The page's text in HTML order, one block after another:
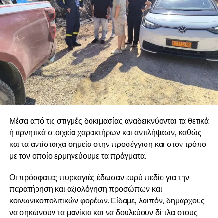
κλαδεμάτων και ξερών δέντρων, επειδή αυτό που προέχει
είναι η ασφάλεια των κατοίκων και η προστασία του
πρασίνου.
Η Δημοτική Αρχή θα συνεχίσει με κάθε τρόπο να
αποκαλύπτει στον λαό τις πολιτικές των κυβερνήσεων και
της Ε.Ε, οι οποίες αντί να σχεδιάσουν ολοκληρωμένο
σχέδιο αντιπυρικής προστασίας, αφήνουν χωρίς
προσωπικό, χωρίς μέσα και χωρίς χρηματοδότηση
αντιπυρικής προστασίας, δημιουργώντας άπλετο χώρο
ώστε να κάνουν «πάρτι» εργολάβοι και εταιρείες.
Διεκδικούμε άμεση στελέχωση όλων των Δασαρχείων,
Προστασίας και ολοκληρωμένα έργα πρόληψης, ώστε
να σταματήσουμε να είμαστε κάθε καλοκαίρι αντιμέτωποι
με τους ίδιους κινδύνους και τις καταστροφές.
Μέσα από τις στιγμές δοκιμασίας αναδεικνύονται τα θετικά
ή αρνητικά στοιχεία χαρακτήρων και αντιλήψεων, καθώς
και τα αντίστοιχα σημεία στην προσέγγιση και στον τρόπο
με τον οποίο ερμηνεύουμε τα πράγματα.
Οι πρόσφατες πυρκαγιές έδωσαν ευρύ πεδίο για την
παρατήρηση και αξιολόγηση προσώπων και
κοινωνικοπολιτικών φορέων. Είδαμε, λοιπόν, δημάρχους
να σηκώνουν τα μανίκια και να δουλεύουν δίπλα στους